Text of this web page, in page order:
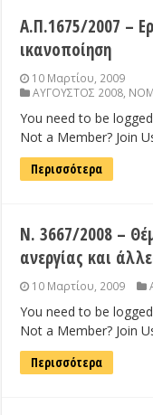
Α.Π.1675/2007 –
ικανοποίηση
10 Μαρτίου, 2009
ΑΥΓΟΥΣΤΟΣ 2008,
You need to be
Not a Member? Join
Περισσότερα
Ν. 3667/2008 –
ανεργίας και
10 Μαρτίου, 2009
You need to be
Not a Member? Join
Περισσότερα